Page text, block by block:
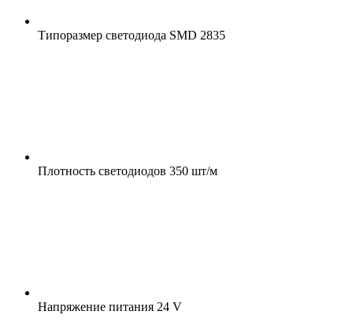
Типоразмер светодиода SMD 2835
Плотность светодиодов 350 шт/м
Напряжение питания 24 V